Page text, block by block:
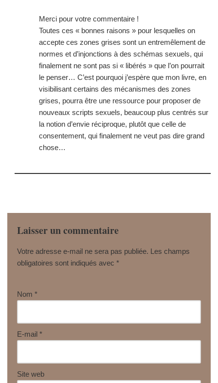
Merci pour votre commentaire !
Toutes ces « bonnes raisons » pour lesquelles on
accepte ces zones grises sont un entremêlement de
normes et d’injonctions à des schémas sexuels, qui
finalement ne sont pas si « libérés » que l’on pourrait
le penser… C’est pourquoi j’espère que mon livre, en
visibilisant certains des mécanismes des zones
grises, pourra être une ressource pour proposer de
nouveaux scripts sexuels, beaucoup plus centrés sur
la notion d’envie réciproque, plutôt que celle de
consentement, qui finalement ne veut pas dire grand
chose…
Laisser un commentaire
Votre adresse e-mail ne sera pas publiée. Les champs
obligatoires sont indiqués avec *
Nom *
E-mail *
Site web